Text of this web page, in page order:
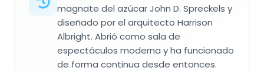
magnate del azúcar John D. Spreckels y
diseñado por el arquitecto Harrison
Albright. Abrió como sala de
espectáculos moderna y ha funcionado
de forma continua desde entonces.